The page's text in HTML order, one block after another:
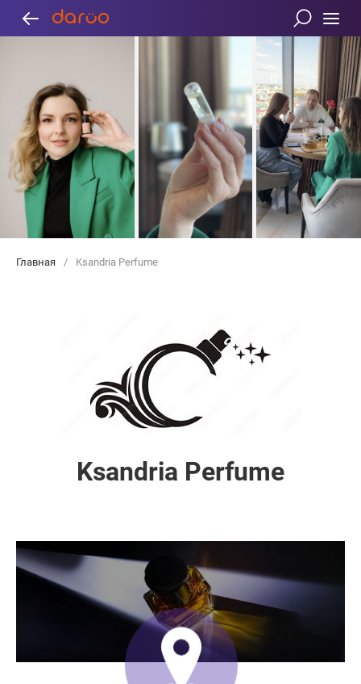
Главная / Ksandria Perfume
Ksandria Perfume